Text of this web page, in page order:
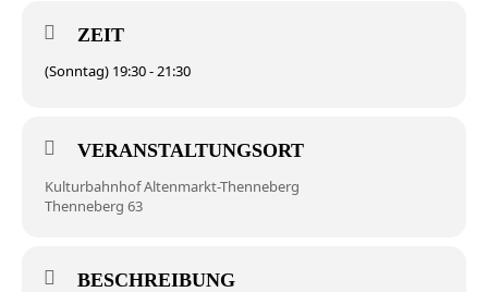
ZEIT
(Sonntag) 19:30 - 21:30
VERANSTALTUNGSORT
Kulturbahnhof Altenmarkt-Thenneberg
Thenneberg 63
BESCHREIBUNG